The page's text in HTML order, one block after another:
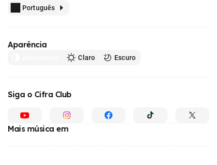
Português
Aparência
Claro Escuro
Siga o Cifra Club
Mais música em